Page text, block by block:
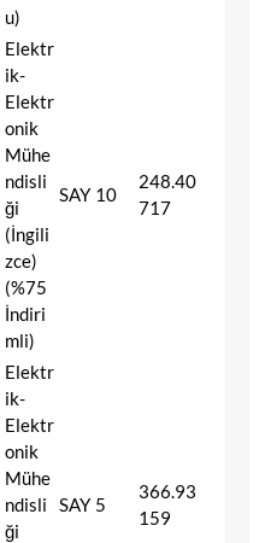
u)
Elektr
ik-
Elektr
onik
Mühe
ndisli
ği
(İngili
zce)
(%75
İndiri
mli)
SAY 10
248.40
717
Elektr
ik-
Elektr
onik
Mühe
ndisli
ği
SAY 5
366.93
159